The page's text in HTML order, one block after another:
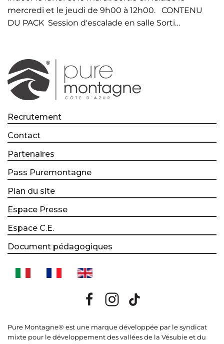
mercredi et le jeudi de 9h00 à 12h00. CONTENU
DU PACK Session d'escalade en salle Sorti…
Recrutement
Contact
Partenaires
Pass Puremontagne
Plan du site
Espace Presse
Espace C.E.
Document pédagogiques
Pure Montagne® est une marque développée par le syndicat
mixte pour le développement des vallées de la Vésubie et du